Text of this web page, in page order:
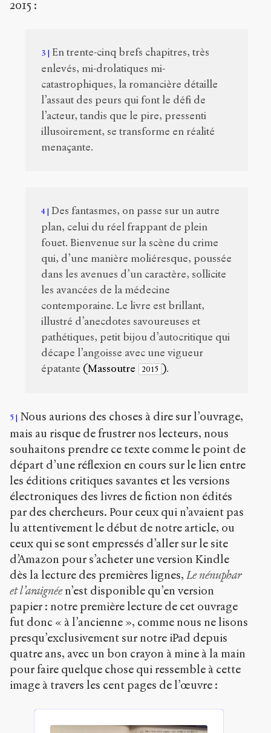
2015 :
3
En trente-cinq brefs chapitres, très
enlevés, mi-drolatiques mi-
catastrophiques, la romancière détaille
l’assaut des peurs qui font le défi de
l’acteur, tandis que le pire, pressenti
illusoirement, se transforme en réalité
menaçante.
4
Des fantasmes, on passe sur un autre
plan, celui du réel frappant de plein
fouet. Bienvenue sur la scène du crime
qui, d’une manière moliéresque, poussée
dans les avenues d’un caractère, sollicite
les avancées de la médecine
contemporaine. Le livre est brillant,
illustré d’anecdotes savoureuses et
pathétiques, petit bijou d’autocritique qui
décape l’angoisse avec une vigueur
épatante (Massoutre 2015 ).
5
Nous aurions des choses à dire sur l’ouvrage,
mais au risque de frustrer nos lecteurs, nous
souhaitons prendre ce texte comme le point de
départ d’une réflexion en cours sur le lien entre
les éditions critiques savantes et les versions
électroniques des livres de fiction non édités
par des chercheurs. Pour ceux qui n’avaient pas
lu attentivement le début de notre article, ou
ceux qui se sont empressés d’aller sur le site
d’Amazon pour s’acheter une version Kindle
dès la lecture des premières lignes, Le nénuphar
et l’araignéen’est disponible qu’en version
papier : notre première lecture de cet ouvrage
fut donc « à l’ancienne », comme nous ne lisons
presqu’exclusivement sur notre iPad depuis
quatre ans, avec un bon crayon à mine à la main
pour faire quelque chose qui ressemble à cette
image à travers les cent pages de l’œuvre :